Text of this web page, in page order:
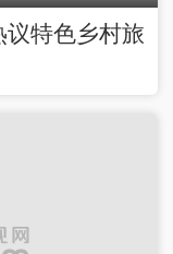
特色乡村旅